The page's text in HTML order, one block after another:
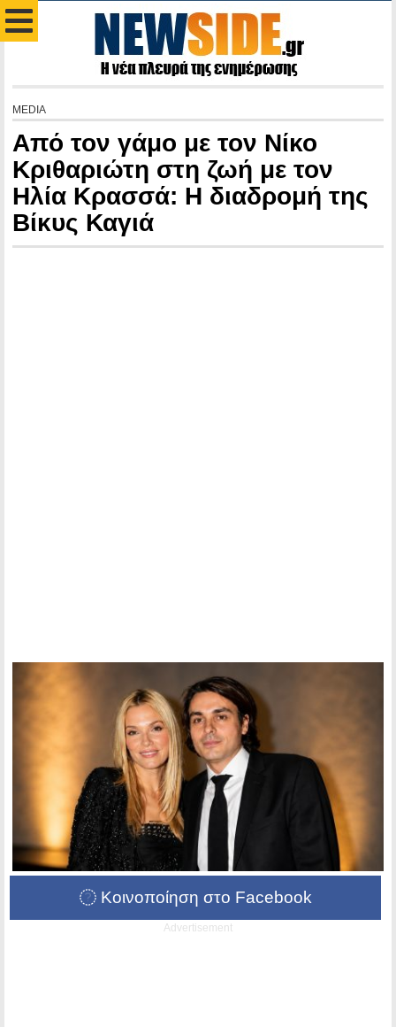
MEDIA
Από τον γάμο με τον Νίκο
Κριθαριώτη στη ζωή με τον
Ηλία Κρασσά: Η διαδρομή της
Βίκυς Καγιά
Κοινοποίηση στο Facebook
Advertisement